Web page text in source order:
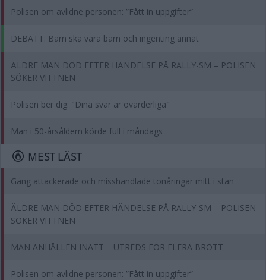
Polisen om avlidne personen: ”Fått in uppgifter”
DEBATT: Barn ska vara barn och ingenting annat
ÄLDRE MAN DÖD EFTER HÄNDELSE PÅ RALLY-SM – POLISEN
SÖKER VITTNEN
Polisen ber dig: "Dina svar är ovärderliga"
Man i 50-årsåldern körde full i måndags
MEST LÄST
Gäng attackerade och misshandlade tonåringar mitt i stan
ÄLDRE MAN DÖD EFTER HÄNDELSE PÅ RALLY-SM – POLISEN
SÖKER VITTNEN
MAN ANHÅLLEN INATT – UTREDS FÖR FLERA BROTT
Polisen om avlidne personen: ”Fått in uppgifter”